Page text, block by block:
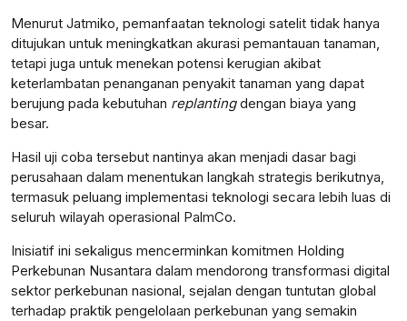
Menurut Jatmiko, pemanfaatan teknologi satelit tidak hanya
ditujukan untuk meningkatkan akurasi pemantauan tanaman,
tetapi juga untuk menekan potensi kerugian akibat
keterlambatan penanganan penyakit tanaman yang dapat
berujung pada kebutuhan replantingdengan biaya yang
besar.
Hasil uji coba tersebut nantinya akan menjadi dasar bagi
perusahaan dalam menentukan langkah strategis berikutnya,
termasuk peluang implementasi teknologi secara lebih luas di
seluruh wilayah operasional PalmCo.
Inisiatif ini sekaligus mencerminkan komitmen Holding
Perkebunan Nusantara dalam mendorong transformasi digital
sektor perkebunan nasional, sejalan dengan tuntutan global
terhadap praktik pengelolaan perkebunan yang semakin